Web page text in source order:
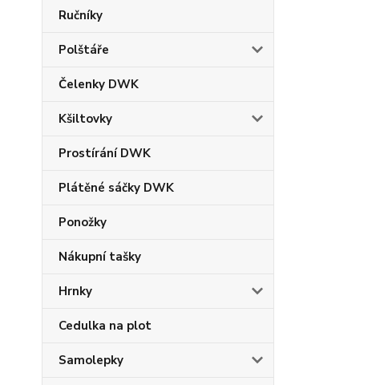
Ručníky
Polštáře
Čelenky DWK
Kšiltovky
Prostírání DWK
Plátěné sáčky DWK
Ponožky
Nákupní tašky
Hrnky
Cedulka na plot
Samolepky